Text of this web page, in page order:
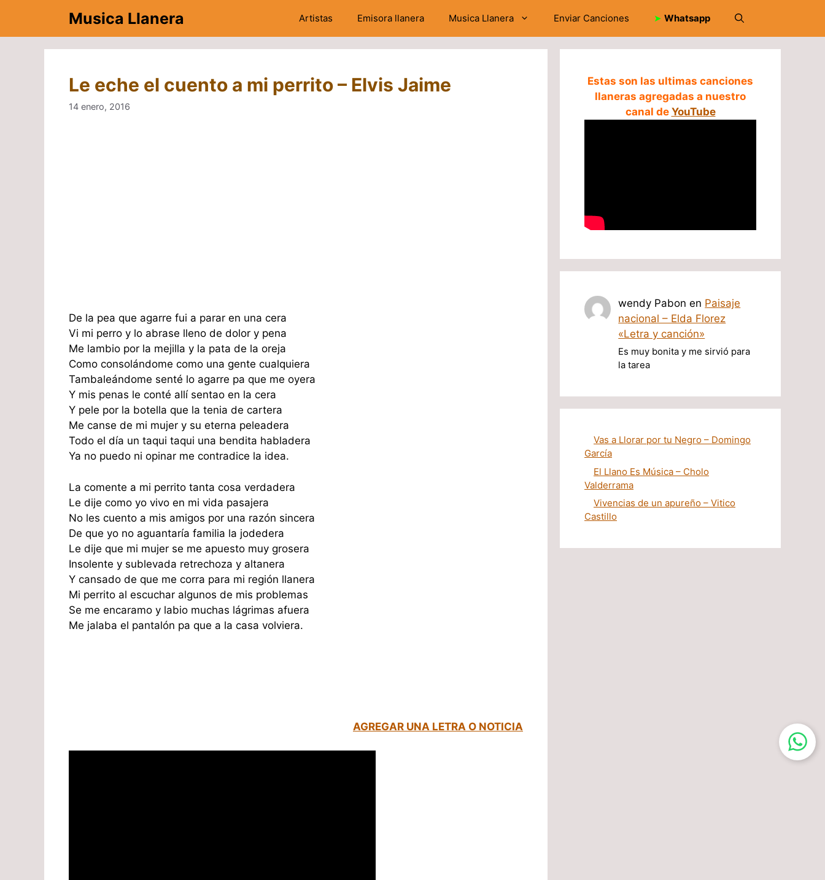
contenido
Musica Llanera Artistas Emisora llanera Musica Llanera Enviar Canciones ➤ Whatsapp
Le eche el cuento a mi perrito – Elvis Jaime
14 enero, 2016
De la pea que agarre fui a parar en una cera
Vi mi perro y lo abrase lleno de dolor y pena
Me lambio por la mejilla y la pata de la oreja
Como consolándome como una gente cualquiera
Tambaleándome senté lo agarre pa que me oyera
Y mis penas le conté allí sentao en la cera
Y pele por la botella que la tenia de cartera
Me canse de mi mujer y su eterna peleadera
Todo el día un taqui taqui una bendita habladera
Ya no puedo ni opinar me contradice la idea.
La comente a mi perrito tanta cosa verdadera
Le dije como yo vivo en mi vida pasajera
No les cuento a mis amigos por una razón sincera
De que yo no aguantaría familia la jodedera
Le dije que mi mujer se me apuesto muy grosera
Insolente y sublevada retrechoza y altanera
Y cansado de que me corra para mi región llanera
Mi perrito al escuchar algunos de mis problemas
Se me encaramo y labio muchas lágrimas afuera
Me jalaba el pantalón pa que a la casa volviera.
AGREGAR UNA LETRA O NOTICIA
Estas son las ultimas canciones
llaneras agregadas a nuestro
canal de YouTube
wendy Pabon en Paisaje
nacional – Elda Florez
«Letra y canción»
Es muy bonita y me sirvió para
la tarea
Vas a Llorar por tu Negro – Domingo
García
El Llano Es Música – Cholo
Valderrama
Vivencias de un apureño – Vitico
Castillo